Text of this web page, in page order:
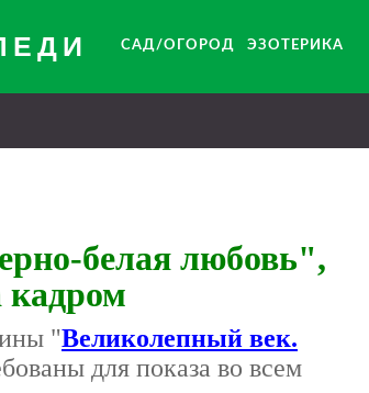
САД/ОГОРОД ЭЗОТЕРИКА
белая любовь",
кадром
"Великолепный век.
для показа во всем